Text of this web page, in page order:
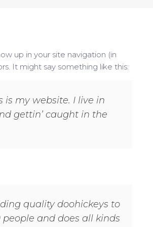
up in your site navigation (in
It might say something like this:
is my website. I live in
gettin’ caught in the
quality doohickeys to
and does all kinds